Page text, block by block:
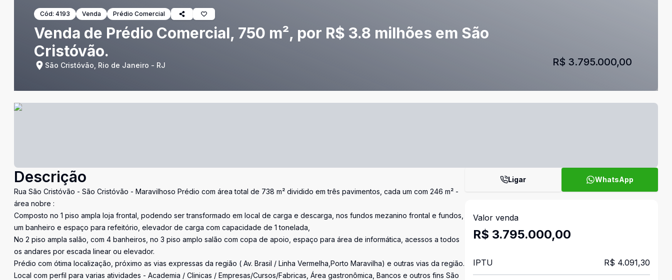
Cód: 4193 Venda Prédio Comercial
Venda de Prédio Comercial, 750 m², por R$ 3.8 milhões em São
Cristóvão.
São Cristóvão, Rio de Janeiro - RJ R$ 3.795.000,00
Descrição
Rua São Cristóvão - São Cristóvão - Maravilhoso Prédio com área total de 738 m² dividido em três pavimentos, cada um com 246 m² -
área nobre :
Composto no 1 piso ampla loja frontal, podendo ser transformado em local de carga e descarga, nos fundos mezanino frontal e fundos,
um banheiro e espaço para refeitório, elevador de carga com capacidade de 1 tonelada,
No 2 piso ampla salão, com 4 banheiros, no 3 piso amplo salão com copa de apoio, espaço para área de informática, acessos a todos
os andares por escada linear ou elevador.
Prédio com ótima localização, próximo as vias expressas da região ( Av. Brasil / Linha Vermelha,Porto Maravilha) e outras vias da região.
Local com perfil para varias atividades - Academia / Clinicas / Empresas/Cursos/Fabricas, Área gastronômica, Bancos e outros fins São
Ligar WhatsApp
Valor venda
R$ 3.795.000,00
IPTU R$ 4.091,30